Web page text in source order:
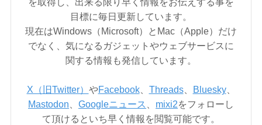
目標に毎日更新しています。
現在はWindows（Microsoft）とMac（Apple）だけ
でなく、気になるガジェットやウェブサービスに
関する情報も発信しています。
X（旧Twitter） やFacebook、 Threads、 Bluesky、
Mastodon
Googleニュース mixi2をフォローし
て頂けるといち早く情報を閲覧可能です。